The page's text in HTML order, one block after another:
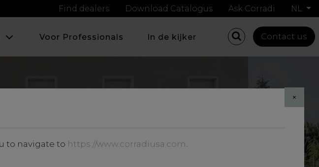
×
to navigate to https://www.corradiusa.com.
Find dealers Download Catalogus Ask Corradi NL
Voor Professionals In de kijker Contact us